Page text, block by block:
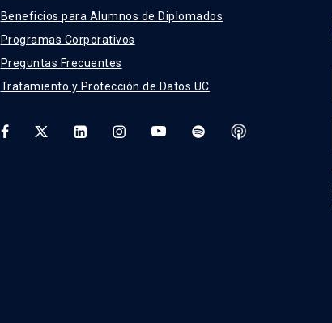
Beneficios para Alumnos de Diplomados
Programas Corporativos
Preguntas Frecuentes
Tratamiento y Protección de Datos UC